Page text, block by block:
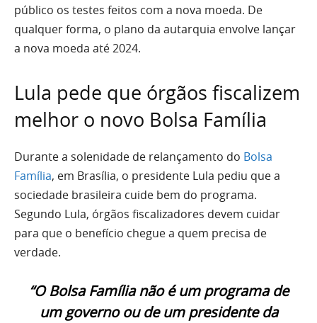
público os testes feitos com a nova moeda. De
qualquer forma, o plano da autarquia envolve lançar
a nova moeda até 2024.
Lula pede que órgãos fiscalizem
melhor o novo Bolsa Família
Durante a solenidade de relançamento do Bolsa
Família, em Brasília, o presidente Lula pediu que a
sociedade brasileira cuide bem do programa.
Segundo Lula, órgãos fiscalizadores devem cuidar
para que o benefício chegue a quem precisa de
verdade.
“O Bolsa Família não é um programa de
um governo ou de um presidente da